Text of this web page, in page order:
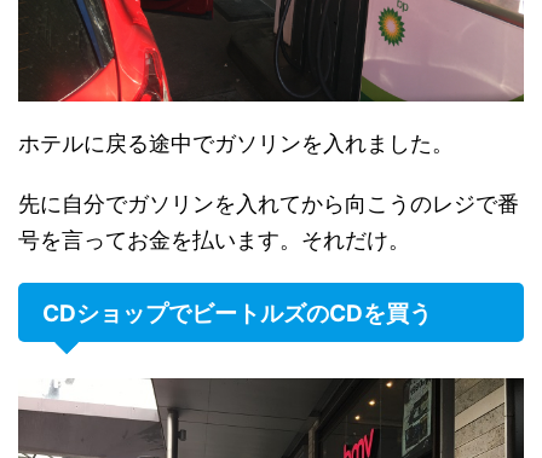
ホテルに戻る途中でガソリンを入れました。
先に自分でガソリンを入れてから向こうのレジで番
号を言ってお金を払います。それだけ。
CDショップでビートルズのCDを買う